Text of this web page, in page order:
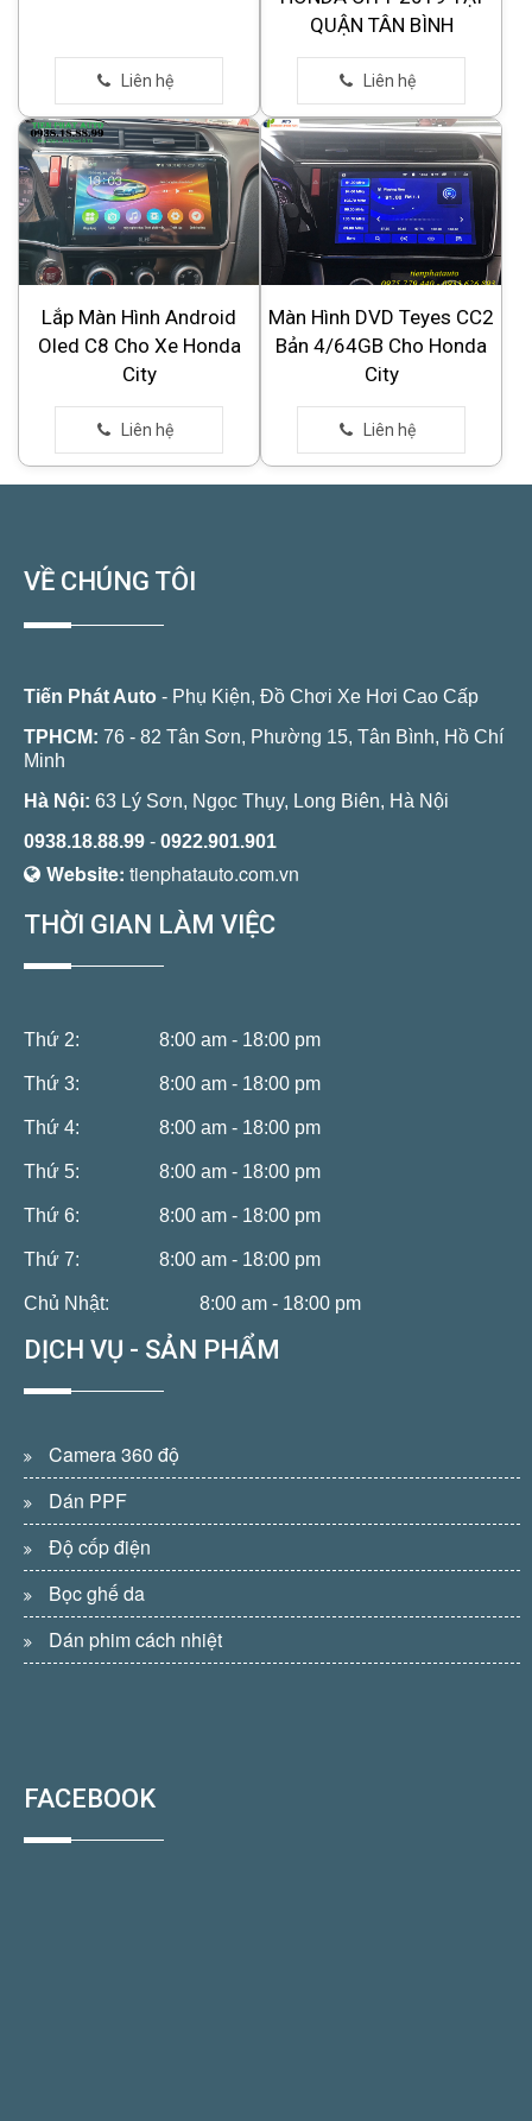
QUẬN TÂN BÌNH
Lắp Màn Hình Android
Oled C8 Cho Xe Honda
City
Màn Hình DVD Teyes CC2
Bản 4/64GB Cho Honda
City
VỀ CHÚNG TÔI
Tiến Phát Auto - Phụ Kiện, Đồ Chơi Xe Hơi Cao Cấp
TPHCM: 76 - 82 Tân Sơn, Phường 15, Tân Bình, Hồ Chí
Minh
Hà Nội: 63 Lý Sơn, Ngọc Thụy, Long Biên, Hà Nội
0938.18.88.99 - 0922.901.901
Website: tienphatauto.com.vn
THỜI GIAN LÀM VIỆC
Thứ 2: 8:00 am - 18:00 pm
Thứ 3: 8:00 am - 18:00 pm
Thứ 4: 8:00 am - 18:00 pm
Thứ 5: 8:00 am - 18:00 pm
Thứ 6: 8:00 am - 18:00 pm
Thứ 7: 8:00 am - 18:00 pm
Chủ Nhật: 8:00 am - 18:00 pm
DỊCH VỤ - SẢN PHẨM
Camera 360 độ
Dán PPF
Độ cốp điện
Bọc ghế da
Dán phim cách nhiệt
FACEBOOK